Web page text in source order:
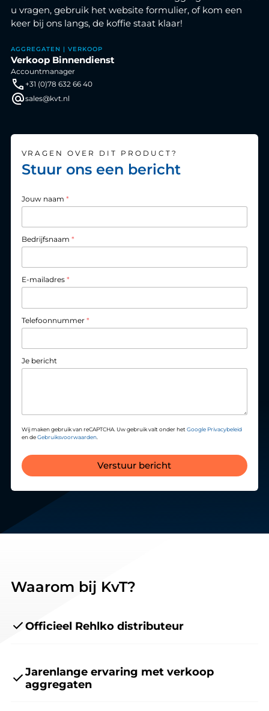
u vragen, gebruik het website formulier, of kom een
keer bij ons langs, de koffie staat klaar!
AGGREGATEN | VERKOOP
Verkoop Binnendienst
Accountmanager
+31 (0)78 632 66 40
sales@kvt.nl
VRAGEN OVER DIT PRODUCT?
Stuur ons een bericht
Jouw naam *
Bedrijfsnaam *
E-mailadres *
Telefoonnummer *
Je bericht
Wij maken gebruik van reCAPTCHA. Uw gebruik valt onder het Google Privacybeleid
en deGebruiksvoorwaarden.
Verstuur bericht
Waarom bij KvT?
Officieel Rehlko distributeur
Jarenlange ervaring met verkoop
aggregaten